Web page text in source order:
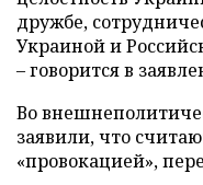
дружбе,
Украиной и
–говорится в
Во
заявили, что
«провокацией»,